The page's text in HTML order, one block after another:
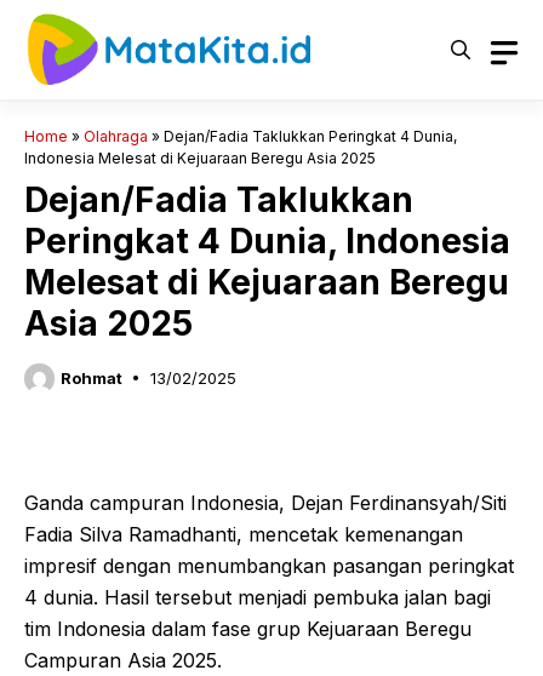
Langsung
Home » Olahraga » Dejan/Fadia Taklukkan Peringkat 4 Dunia,
Indonesia Melesat di Kejuaraan Beregu Asia 2025
Dejan/Fadia Taklukkan
Peringkat 4 Dunia, Indonesia
Melesat di Kejuaraan Beregu
Asia 2025
Rohmat 13/02/2025
Ganda campuran Indonesia, Dejan Ferdinansyah/Siti
Fadia Silva Ramadhanti, mencetak kemenangan
impresif dengan menumbangkan pasangan peringkat
4 dunia. Hasil tersebut menjadi pembuka jalan bagi
tim Indonesia dalam fase grup Kejuaraan Beregu
Campuran Asia 2025.